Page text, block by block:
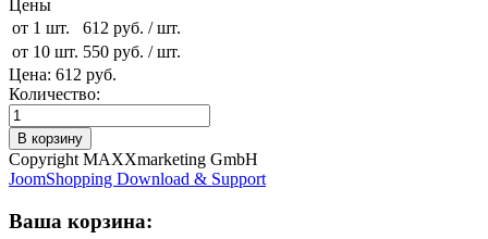
Цены
от 1 шт.
612 руб. / шт.
от 10 шт. 550 руб. / шт.
Цена: 612 руб.
Количество:
Copyright MAXXmarketing GmbH
JoomShopping Download & Support
Ваша корзина: